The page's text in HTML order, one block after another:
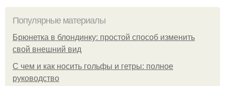
Популярные материалы
Брюнетка в блондинку: простой способ изменить
свой внешний вид
С чем и как носить гольфы и гетры: полное
руководство